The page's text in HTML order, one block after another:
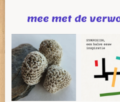
mee met de